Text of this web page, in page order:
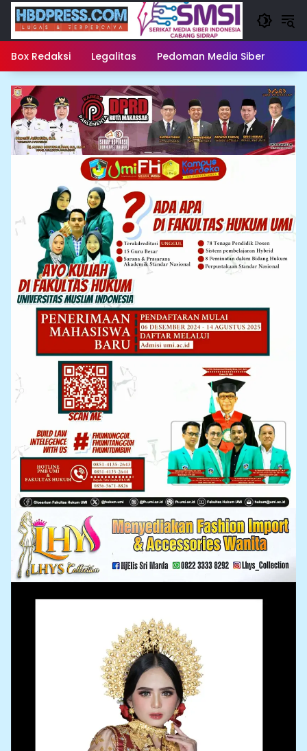
Langsung
konten
Box Redaksi Legalitas Pedoman Media Siber